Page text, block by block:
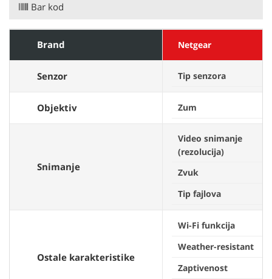
Bar kod
Brand Netgear
Senzor Tip senzora
Objektiv Zum
Snimanje
Video snimanje
(rezolucija)
Zvuk
Tip fajlova
Ostale karakteristike
Wi-Fi funkcija
Weather-resistant
Zaptivenost